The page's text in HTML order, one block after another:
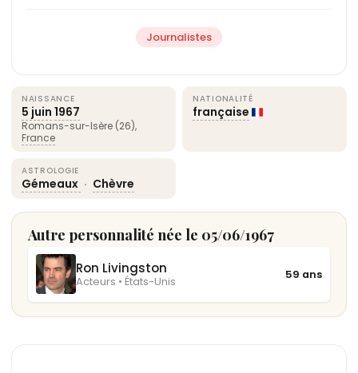
Journalistes
NAISSANCE
5 juin 1967
Romans-sur-Isère (26),
France
NATIONALITÉ
française
ASTROLOGIE
Gémeaux · Chèvre
Autre personnalité née le 05/06/1967
Ron Livingston
Acteurs • États-Unis
59 ans